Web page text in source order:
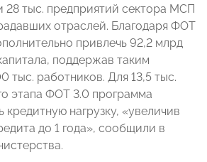
28 тыс. предприятий сектора МСП
отраслей. Благодаря ФОТ
привлечь 92,2 млрд
поддержав таким
тыс. работников. Для 13,5 тыс.
этапа ФОТ 3.0 программа
кредитную нагрузку, «увеличив
до 1 года», сообщили в